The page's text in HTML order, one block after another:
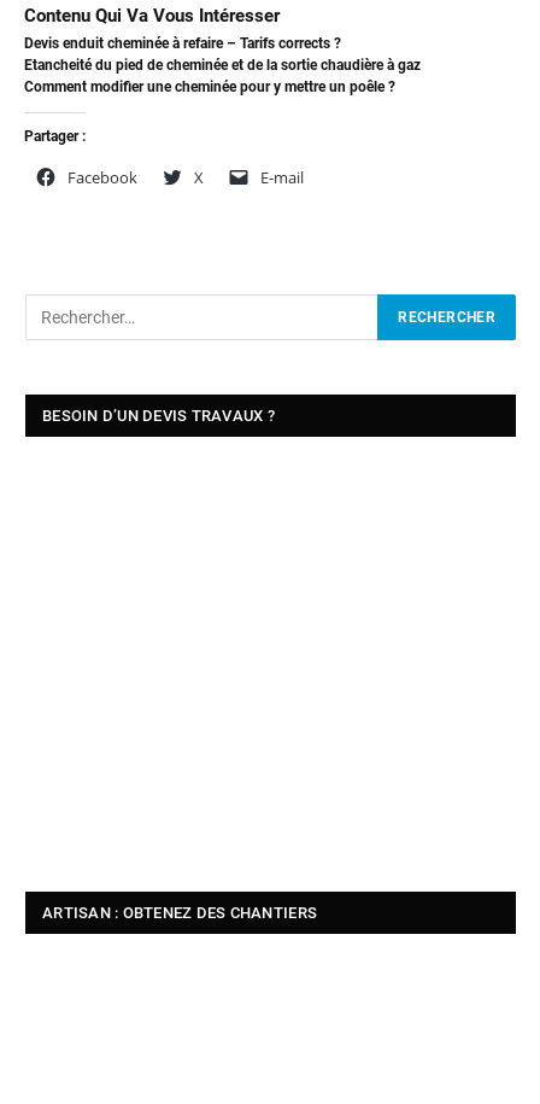
Contenu Qui Va Vous Intéresser
Devis enduit cheminée à refaire – Tarifs corrects ?
Etancheité du pied de cheminée et de la sortie chaudière à gaz
Comment modifier une cheminée pour y mettre un poêle ?
Partager :
Facebook X E-mail
BESOIN D’UN DEVIS TRAVAUX ?
ARTISAN : OBTENEZ DES CHANTIERS